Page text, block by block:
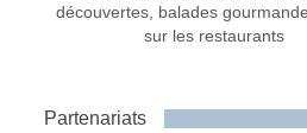
découvertes, balades
sur les restaurants
Partenariats